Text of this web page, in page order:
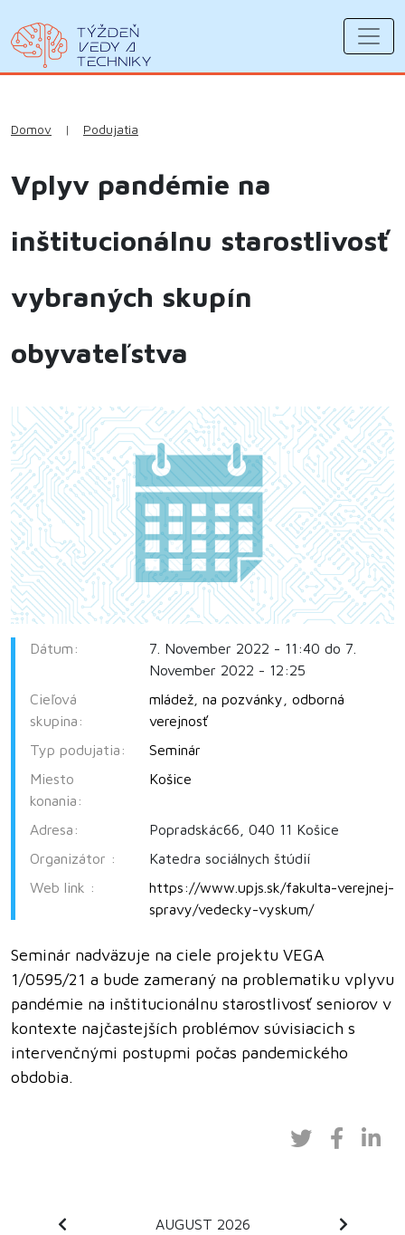
Domov | Podujatia
Vplyv pandémie na
inštitucionálnu starostlivosť
vybraných skupín
obyvateľstva
Dátum:
7. November 2022 - 11:40 do 7.
November 2022 - 12:25
Cieľová
skupina:
mládež, na pozvánky
odborná
verejnosť
Typ podujatia:
Seminár
Miesto
konania:
Košice
Adresa:
Popradskác66, 040 11 Košice
Organizátor :
Katedra sociálnych štúdií
Web link :
https://www.upjs.sk/fakulta-verejnej-
spravy/vedecky-vyskum/
Seminár nadväzuje na ciele projektu VEGA
1/0595/21 a bude zameraný na problematiku vplyvu
pandémie na inštitucionálnu starostlivosť seniorov v
kontexte najčastejších problémov súvisiacich s
intervenčnými postupmi počas pandemického
obdobia.
AUGUST 2026